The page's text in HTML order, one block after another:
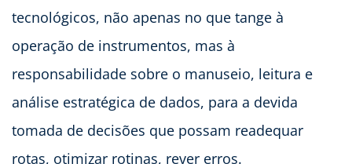
tecnológicos, não apenas no que tange à
operação de instrumentos, mas à
responsabilidade sobre o manuseio, leitura e
análise estratégica de dados, para a devida
tomada de decisões que possam readequar
rotas, otimizar rotinas, rever erros.